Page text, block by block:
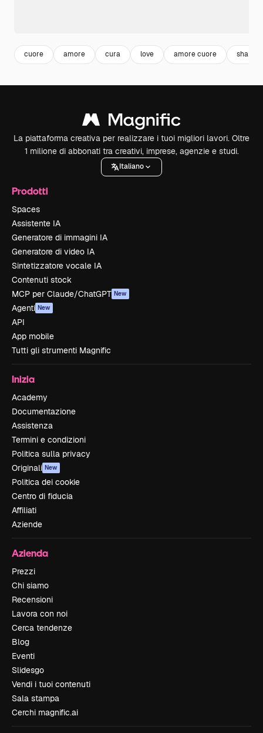
cuore amore cura love amore cuore shapes
La piattaforma creativa per realizzare i tuoi migliori lavori. Oltre
1 milione di abbonati tra creativi, imprese, agenzie e studi.
Italiano
Prodotti
Spaces
Assistente IA
Generatore di immagini IA
Generatore di video IA
Sintetizzatore vocale IA
Contenuti stock
MCP per Claude/ChatGPT New
Agenti New
API
App mobile
Tutti gli strumenti Magnific
Inizia
Academy
Documentazione
Assistenza
Termini e condizioni
Politica sulla privacy
Originali New
Politica dei cookie
Centro di fiducia
Affiliati
Aziende
Azienda
Prezzi
Chi siamo
Recensioni
Lavora con noi
Cerca tendenze
Blog
Eventi
Slidesgo
Vendi i tuoi contenuti
Sala stampa
Cerchi magnific.ai